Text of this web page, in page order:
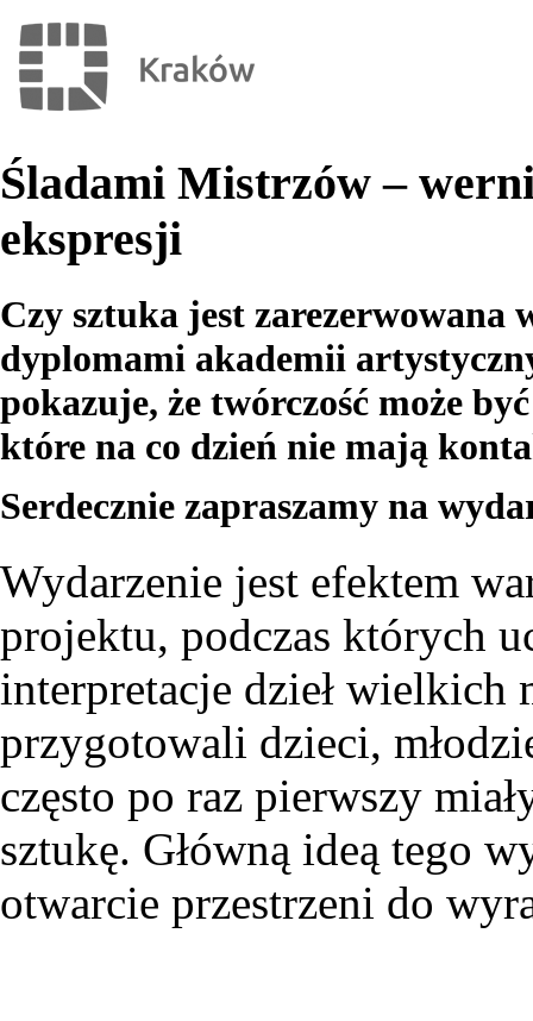
Śladami Mistrzów –
ekspresji
Czy sztuka jest zarezerwowana
dyplomami akademii
pokazuje, że twórczość może
które na co dzień nie mają
Serdecznie zapraszamy na
Wydarzenie jest efektem
projektu, podczas których
interpretacje dzieł wielkich
przygotowali dzieci,
często po raz pierwszy
sztukę. Główną ideą tego
otwarcie przestrzeni do